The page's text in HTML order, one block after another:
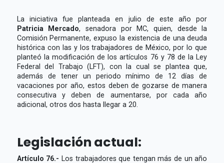
La iniciativa fue planteada en julio de este año por
Patricia Mercado, senadora por MC, quien, desde la
Comisión Permanente, expuso la existencia de una deuda
histórica con las y los trabajadores de México, por lo que
planteó la modificación de los artículos 76 y 78 de la Ley
Federal del Trabajo (LFT), con la cual se plantea que,
además de tener un periodo mínimo de 12 días de
vacaciones por año, estos deben de gozarse de manera
consecutiva y deben de aumentarse, por cada año
adicional, otros dos hasta llegar a 20.
Legislación actual:
Artículo 76.- Los trabajadores que tengan más de un año